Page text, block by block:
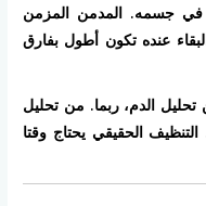
في جسمه. المدمن المزمن
عنده تكون أطول بفارق
تحليل الدم، ربما. من تحليل
الحقيقي يحتاج وقتا